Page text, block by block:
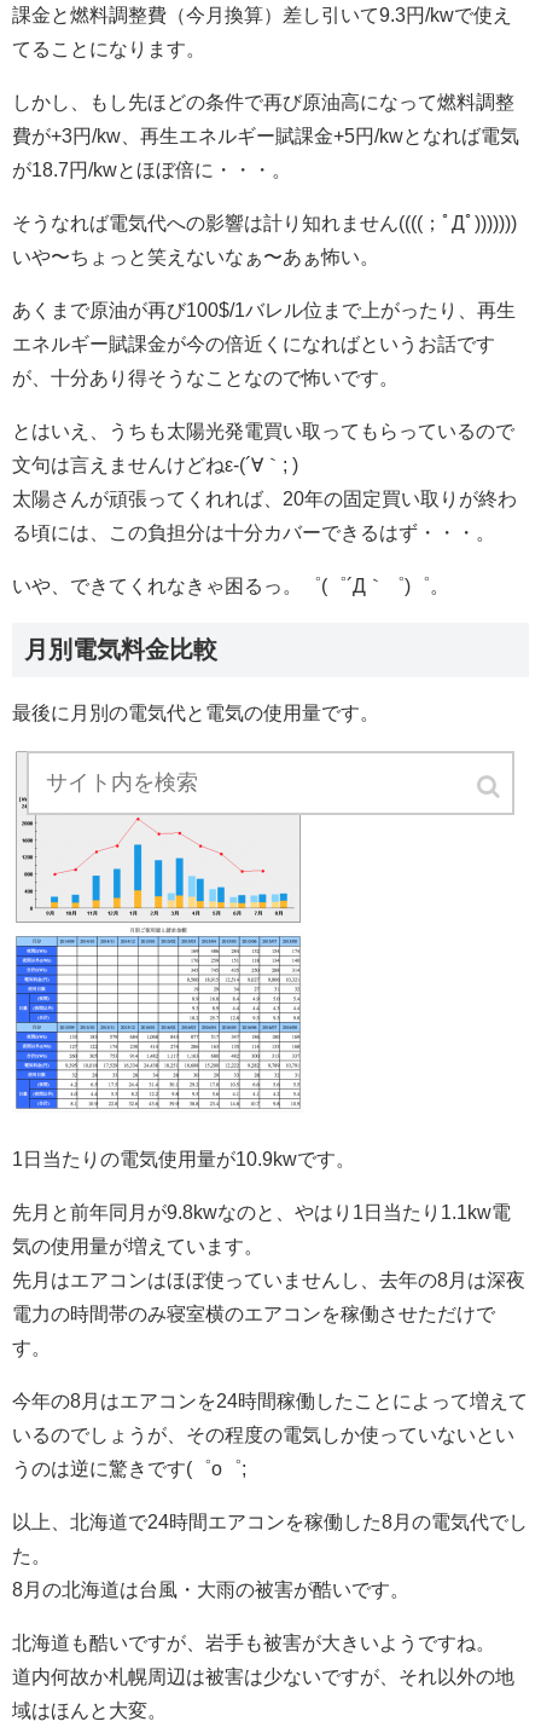
課金と燃料調整費（今月換算）差し引いて9.3円/kwで使え
てることになります。
しかし、もし先ほどの条件で再び原油高になって燃料調整
費が+3円/kw、再生エネルギー賦課金+5円/kwとなれば電気
が18.7円/kwとほぼ倍に・・・。
そうなれば電気代への影響は計り知れません((((；ﾟДﾟ)))))))
いや〜ちょっと笑えないなぁ〜あぁ怖い。
あくまで原油が再び100$/1バレル位まで上がったり、再生
エネルギー賦課金が今の倍近くになればというお話です
が、十分あり得そうなことなので怖いです。
とはいえ、うちも太陽光発電買い取ってもらっているので
文句は言えませんけどねε-(´∀｀; )
太陽さんが頑張ってくれれば、20年の固定買い取りが終わ
る頃には、この負担分は十分カバーできるはず・・・。
いや、できてくれなきゃ困るっ。゜(゜´Д｀゜)゜。
月別電気料金比較
最後に月別の電気代と電気の使用量です。
1日当たりの電気使用量が10.9kwです。
先月と前年同月が9.8kwなのと、やはり1日当たり1.1kw電
気の使用量が増えています。
先月はエアコンはほぼ使っていませんし、去年の8月は深夜
電力の時間帯のみ寝室横のエアコンを稼働させただけで
す。
今年の8月はエアコンを24時間稼働したことによって増えて
いるのでしょうが、その程度の電気しか使っていないとい
うのは逆に驚きです(゜o゜;
以上、北海道で24時間エアコンを稼働した8月の電気代でし
た。
8月の北海道は台風・大雨の被害が酷いです。
北海道も酷いですが、岩手も被害が大きいようですね。
道内何故か札幌周辺は被害は少ないですが、それ以外の地
域はほんと大変。